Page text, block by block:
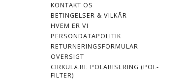
KONTAKT OS
BETINGELSER & VILKÅR
HVEM ER VI
PERSONDATAPOLITIK
RETURNERINGSFORMULAR
OVERSIGT
CIRKULÆRE POLARISERING (POL-
FILTER)